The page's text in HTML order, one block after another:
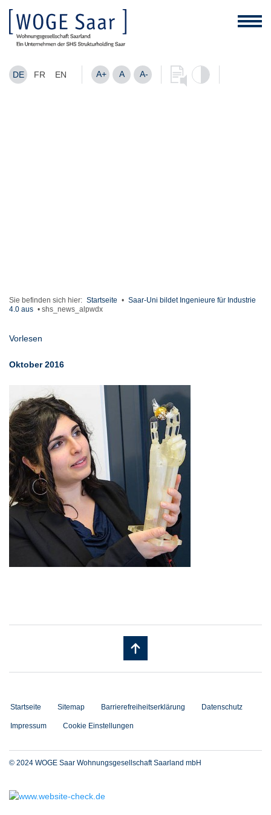
DE FR EN A+ A A-
Sie befinden sich hier: Startseite • Saar-Uni bildet Ingenieure für Industrie
4.0 aus • shs_news_alpwdx
Vorlesen
Oktober 2016
Startseite Sitemap Barrierefreiheitserklärung Datenschutz
Impressum Cookie Einstellungen
© 2024 WOGE Saar Wohnungsgesellschaft Saarland mbH